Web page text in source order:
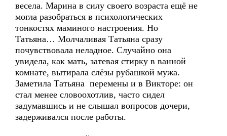
весела. Марина в силу своего возраста ещё не
могла разобраться в психологических
тонкостях маминого настроения. Но
Татьяна… Молчаливая Татьяна сразу
почувствовала неладное. Случайно она
увидела, как мать, затевая стирку в ванной
комнате, вытирала слёзы рубашкой мужа.
Заметила Татьяна перемены и в Викторе: он
стал менее словоохотлив, часто сидел
задумавшись и не слышал вопросов дочери,
задерживался после работы.